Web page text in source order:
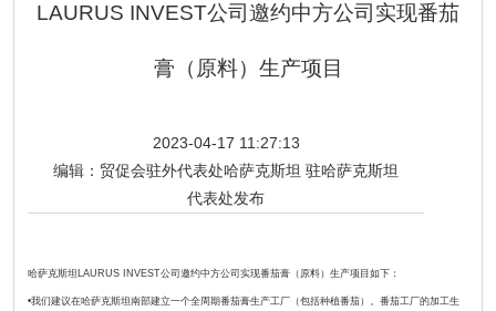
LAURUS INVEST公司邀约中方公司实现番茄
膏（原料）生产项目
2023-04-17 11:27:13
编辑： 贸促会驻外代表处哈萨克斯坦 驻哈萨克斯坦
代表处发布
哈萨克斯坦LAURUS INVEST公司邀约中方公司实现番茄膏（原料）生产项目如下：
•我们建议在哈萨克斯坦南部建立一个全周期番茄膏生产工厂（包括种植番茄）。番茄工厂的加工生